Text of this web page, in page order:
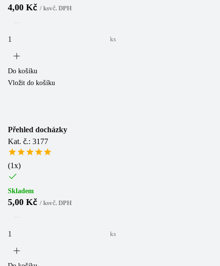
4,00 Kč / ksvč. DPH
ks
Do košíku
Vložit do košíku
Přehled docházky
Kat. č.: 3177
(1x)
Skladem
5,00 Kč / ksvč. DPH
ks